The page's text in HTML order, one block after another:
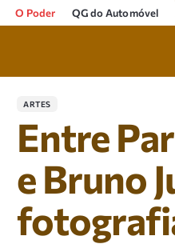
O Poder QG do Automóvel
ARTES
Entre
e Bruno